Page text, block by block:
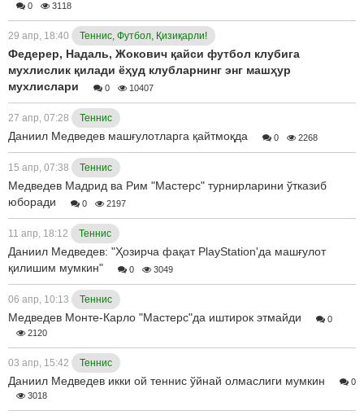
0 3118
29 апр, 18:40 Теннис, Футбол, Қизиқарли!
Федерер, Надаль, Жокович қайси футбол клубига
мухлислик қилади ёҳуд клубларнинг энг машҳур
мухлислари
0 10407
27 апр, 07:28 Теннис
Даниил Медведев машғулотларга қайтмоқда 0 2268
15 апр, 07:38 Теннис
Медведев Мадрид ва Рим "Мастерс" турнирларини ўтказиб
юборади
0 2197
11 апр, 18:12 Теннис
Даниил Медведев: "Ҳозирча фақат PlayStation'да машғулот
қилишим мумкин"
0 3049
06 апр, 10:13 Теннис
Медведев Монте-Карло "Мастерс"да иштирок этмайди
0
2120
03 апр, 15:42 Теннис
Даниил Медведев икки ой теннис ўйнай олмаслиги мумкин
0
3018